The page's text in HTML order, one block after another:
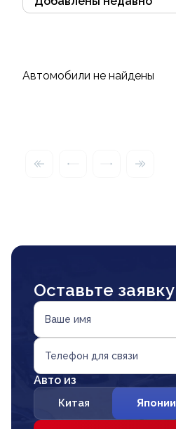
Автомобили не найдены
Оставьте заявку
Ваше имя
Телефон для связи
Авто из
Китая Японии